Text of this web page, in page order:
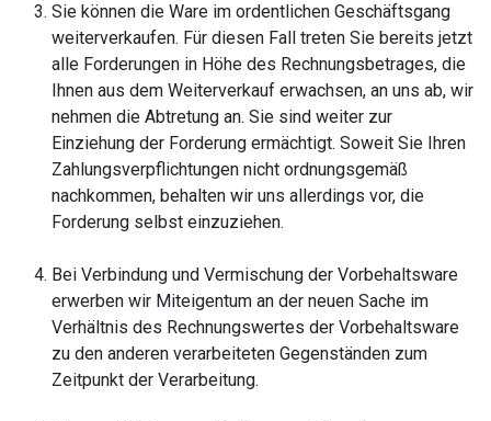
Sie können die Ware im ordentlichen Geschäftsgang
weiterverkaufen. Für diesen Fall treten Sie bereits jetzt
alle Forderungen in Höhe des Rechnungsbetrages, die
Ihnen aus dem Weiterverkauf erwachsen, an uns ab, wir
nehmen die Abtretung an. Sie sind weiter zur
Einziehung der Forderung ermächtigt. Soweit Sie Ihren
Zahlungsverpflichtungen nicht ordnungsgemäß
nachkommen, behalten wir uns allerdings vor, die
Forderung selbst einzuziehen.
Bei Verbindung und Vermischung der Vorbehaltsware
erwerben wir Miteigentum an der neuen Sache im
Verhältnis des Rechnungswertes der Vorbehaltsware
zu den anderen verarbeiteten Gegenständen zum
Zeitpunkt der Verarbeitung.